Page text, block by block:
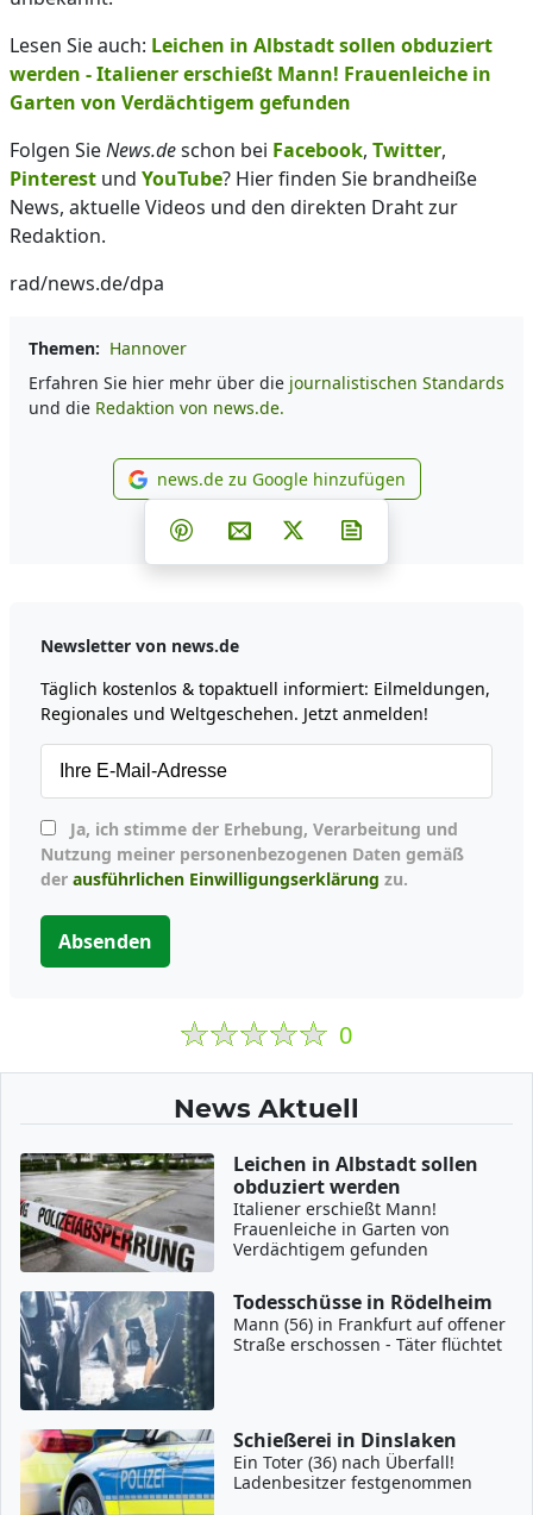
Lesen Sie auch: Leichen in Albstadt sollen obduziert
werden - Italiener erschießt Mann! Frauenleiche in
Garten von Verdächtigem gefunden
Folgen SieNews.deschon bei Facebook, Twitter,
Pinterest und YouTube? Hier finden Sie brandheiße
News, aktuelle Videos und den direkten Draht zur
Redaktion.
rad/news.de/dpa
Themen: Hannover
Erfahren Sie hier mehr über die journalistischen Standards
und die Redaktion von news.de.
news.de zu Google
news.de zu Google hinzufügen
Teilen auf Facebook
Teilen auf Whatsapp
Teilen auf Telegram
Teilen auf Pinterest
Per E-Mail teilen
Post auf X
Newsletter von news.de
Täglich kostenlos & topaktuell informiert: Eilmeldungen,
Regionales und Weltgeschehen. Jetzt anmelden!
Nutzung meiner personenbezogenen Daten gemäß
der ausführlichen Einwilligungserklärung zu.
Absenden
0
News Aktuell
Leichen in Albstadt sollen
obduziert werden
Italiener erschießt Mann!
Frauenleiche in Garten von
Verdächtigem gefunden
Todesschüsse in Rödelheim
Mann (56) in Frankfurt auf offener
Straße erschossen - Täter flüchtet
Schießerei in Dinslaken
Ein Toter (36) nach Überfall!
Ladenbesitzer festgenommen